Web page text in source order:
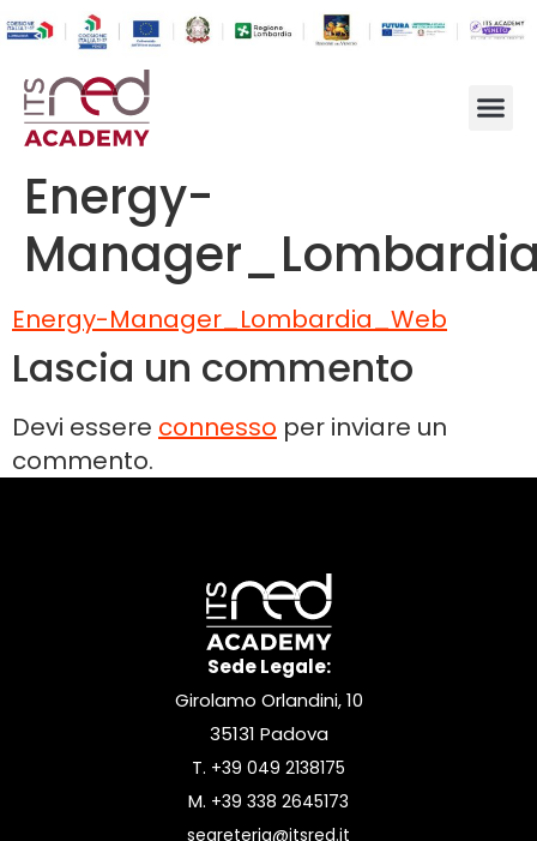
Energy-
Energy-Manager_Lombardia_Web
Lascia un commento
Devi essere connesso per inviare un
commento.
Sede Legale:
Girolamo Orlandini, 10
35131 Padova
T. +39 049 2138175
M. +39 338 2645173
segreteria@itsred.it